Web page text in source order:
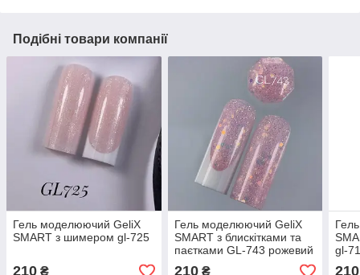
Подібні товари компанії
Гель моделюючий GeliX
SMART з шимером gl-725
210 ₴
Гель моделюючий GeliX
SMART з блискітками та
паєтками GL-743 рожевий
210₴
gl-
210